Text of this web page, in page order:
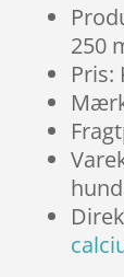
250
Pris: